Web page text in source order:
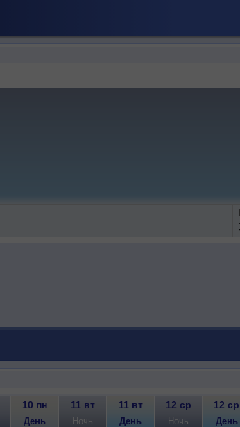
10 пн 11 вт 11 вт 12 ср 12 ср
День Ночь День Ночь День